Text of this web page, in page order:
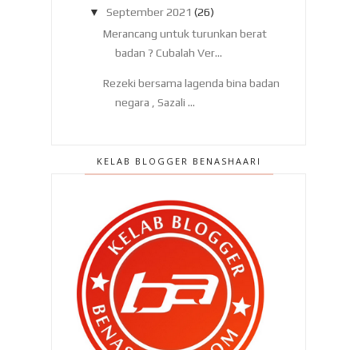
▼
September 2021 (26)
Merancang untuk turunkan berat
badan ? Cubalah Ver...
Rezeki bersama lagenda bina badan
negara , Sazali ...
badan dengan cepat da...
Fikir panjang nak masuk gym !
HI PRO bagus buat mereka yang
ingin kekal aktif !
Badan Aariz tiba tiba diserang
merah merah dan gat...
KELAB BLOGGER BENASHAARI